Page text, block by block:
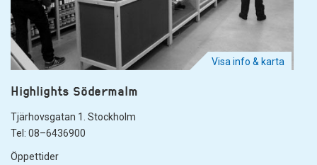
Visa info & karta
Highlights Södermalm
Tjärhovsgatan 1. Stockholm
Tel: 08–6436900
Öppettider